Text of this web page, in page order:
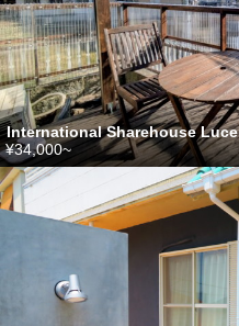
International Sharehouse Luce
¥34,000~